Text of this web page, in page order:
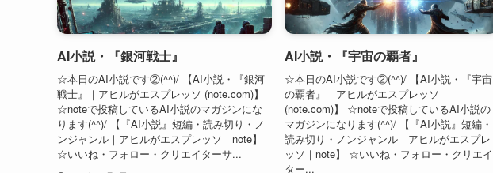
AI小説・『銀河戦士』
☆本日のAI小説です②(^^)/ 【AI小説・『銀河
戦士』｜アヒルがエスプレッソ (note.com)】
☆noteで投稿しているAI小説のマガジンにな
ります(^^)/ 【『AI小説』短編・読み切り・ノ
ンジャンル｜アヒルがエスプレッソ｜note】
☆いいね・フォロー・クリエイターサ...
AI小説・『宇宙の覇者』
☆本日のAI小説です②(^^)/ 【AI小説・『宇宙
の覇者』｜アヒルがエスプレッソ
(note.com)】 ☆noteで投稿しているAI小説の
マガジンになります(^^)/ 【『AI小説』短編・
読み切り・ノンジャンル｜アヒルがエスプレ
ッソ｜note】 ☆いいね・フォロー・クリエイ
ター...